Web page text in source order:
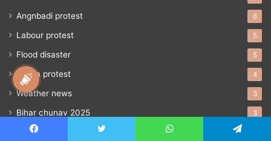
Angnbadi protest 6
Labour protest 5
Flood disaster 5
Aasha protest 4
Weather news 3
Bihar chunav 2025 3
entertainment
national awaz